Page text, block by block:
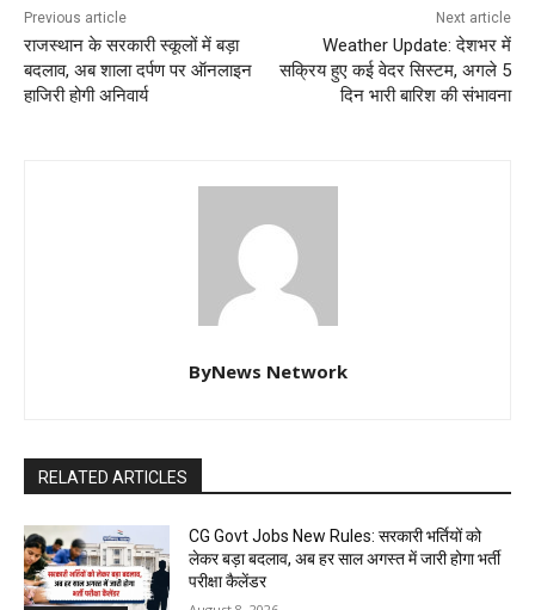
Previous article
राजस्थान के सरकारी स्कूलों में बड़ा
बदलाव, अब शाला दर्पण पर ऑनलाइन
हाजिरी होगी अनिवार्य
Next article
Weather Update: देशभर में
सक्रिय हुए कई वेदर सिस्टम, अगले 5
दिन भारी बारिश की संभावना
ByNews Network
RELATED ARTICLES
CG Govt Jobs New Rules: सरकारी भर्तियों को
लेकर बड़ा बदलाव, अब हर साल अगस्त में जारी होगा भर्ती
परीक्षा कैलेंडर